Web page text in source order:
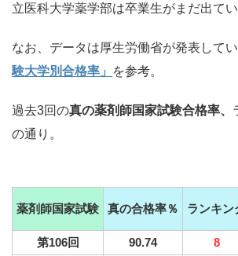
立医科大学薬学部は卒業生がまだ出てい
なお、データは厚生労働省が発表して
験大学別合格率」
を参考。
過去3回の真の薬剤師国家試験合格率、
の通り。
薬剤師国家試験 真の合格率％ ランキン
第106回 90.74 8